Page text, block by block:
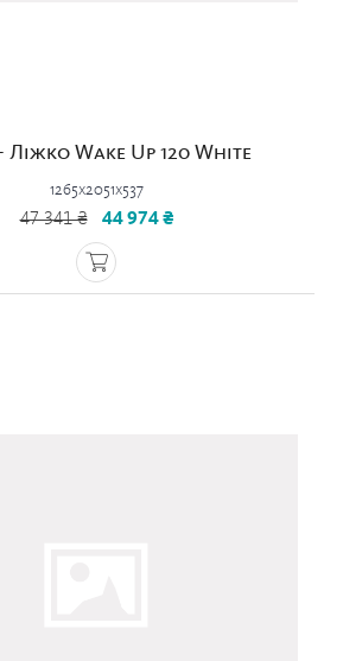
Ліжко Wake Up 120 White
1265x2051x537
47 341 ₴ 44 974 ₴